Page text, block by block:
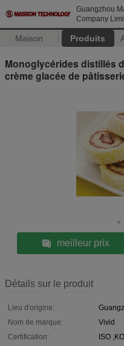
Guangzhou
Company
Maison Produits
Monoglycérides distillés
crème glacée de
meilleur prix
Détails sur le produit
Lieu d'origine:
Nom de marque:
Vivid
Certification:
ISO